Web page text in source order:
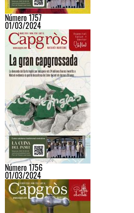
Número 1757
01/03/2024
Número 1756
01/03/2024